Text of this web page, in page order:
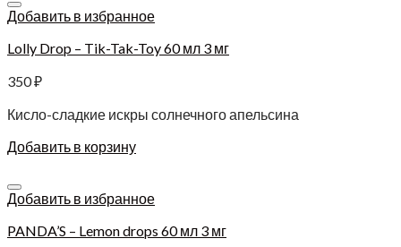
Добавить в избранное
Lolly Drop – Tik-Tak-Toy 60 мл 3 мг
350₽
Кисло-сладкие искры солнечного апельсина
Добавить в корзину
Добавить в избранное
PANDA’S – Lemon drops 60 мл 3 мг